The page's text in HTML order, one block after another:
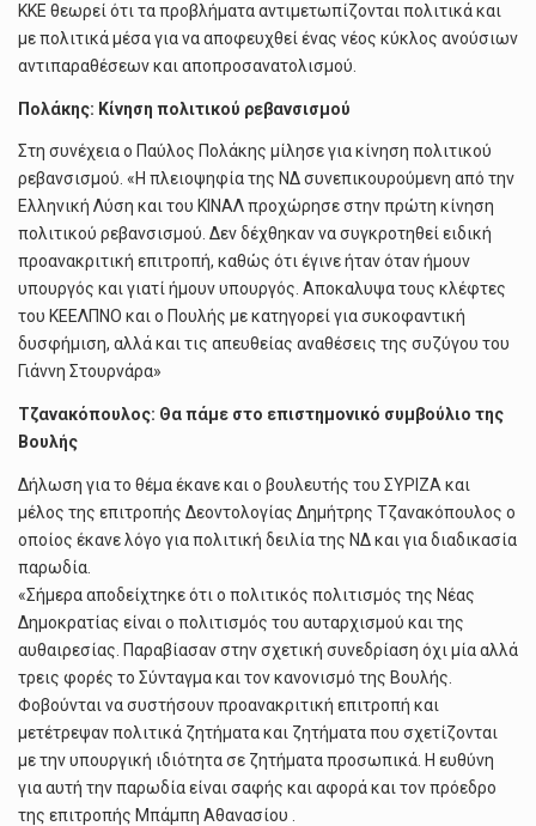
ΚΚΕ θεωρεί ότι τα προβλήματα αντιμετωπίζονται πολιτικά και
με πολιτικά μέσα για να αποφευχθεί ένας νέος κύκλος ανούσιων
αντιπαραθέσεων και αποπροσανατολισμού.
Πολάκης: Κίνηση πολιτικού ρεβανσισμού
Στη συνέχεια ο Παύλος Πολάκης μίλησε για κίνηση πολιτικού
ρεβανσισμού. «Η πλειοψηφία της ΝΔ συνεπικουρούμενη από την
Ελληνική Λύση και του ΚΙΝΑΛ προχώρησε στην πρώτη κίνηση
πολιτικού ρεβανσισμού. Δεν δέχθηκαν να συγκροτηθεί ειδική
προανακριτική επιτροπή, καθώς ότι έγινε ήταν όταν ήμουν
υπουργός και γιατί ήμουν υπουργός. Αποκαλυψα τους κλέφτες
του ΚΕΕΛΠΝΟ και ο Πουλής με κατηγορεί για συκοφαντική
δυσφήμιση, αλλά και τις απευθείας αναθέσεις της συζύγου του
Γιάννη Στουρνάρα»
Τζανακόπουλος: Θα πάμε στο επιστημονικό συμβούλιο της
Βουλής
Δήλωση για το θέμα έκανε και ο βουλευτής του ΣΥΡΙΖΑ και
μέλος της επιτροπής Δεοντολογίας Δημήτρης Τζανακόπουλος ο
οποίος έκανε λόγο για πολιτική δειλία της ΝΔ και για διαδικασία
παρωδία.
«Σήμερα αποδείχτηκε ότι ο πολιτικός πολιτισμός της Νέας
Δημοκρατίας είναι ο πολιτισμός του αυταρχισμού και της
αυθαιρεσίας. Παραβίασαν στην σχετική συνεδρίαση όχι μία αλλά
τρεις φορές το Σύνταγμα και τον κανονισμό της Βουλής.
Φοβούνται να συστήσουν προανακριτική επιτροπή και
μετέτρεψαν πολιτικά ζητήματα και ζητήματα που σχετίζονται
με την υπουργική ιδιότητα σε ζητήματα προσωπικά. Η ευθύνη
για αυτή την παρωδία είναι σαφής και αφορά και τον πρόεδρο
της επιτροπής Μπάμπη Αθανασίου .